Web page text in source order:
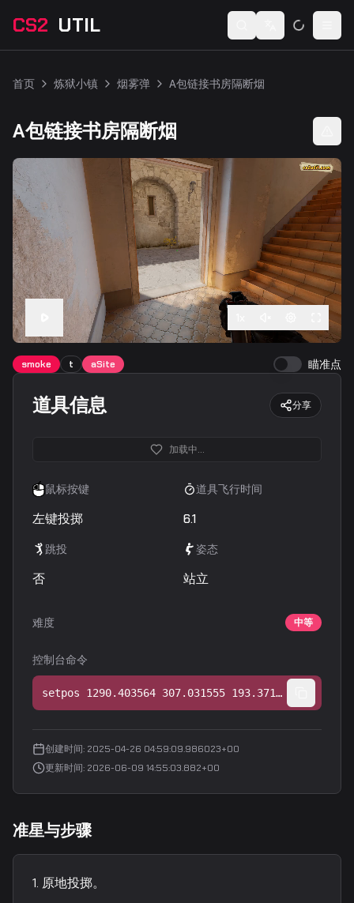
CS2 UTIL Switch language
首页 炼狱小镇 烟雾弹 A包链接书房隔断烟
A包链接书房隔断烟
smoke t aSite 瞄准点
道具信息 分享
加载中...
鼠标按键
左键投掷
道具飞行时间
6.1
跳投
否
姿态
站立
难度 中等
控制台命令
setpos 1290.403564 307.031555 193.371246;setang -44.814632 21.080427 0.000000
创建时间: 2025-04-26 04:59:09.986023+00
更新时间: 2026-06-09 14:55:03.882+00
准星与步骤
原地投掷。